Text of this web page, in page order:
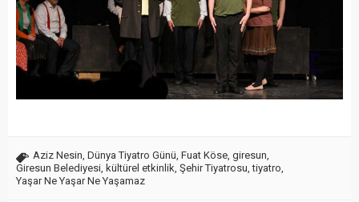
Aziz Nesin Dünya Tiyatro Günü Fuat Köse giresun
Giresun Belediyesi kültürel etkinlik Şehir Tiyatrosu ,tiyatro
Yaşar Ne Yaşar Ne Yaşamaz